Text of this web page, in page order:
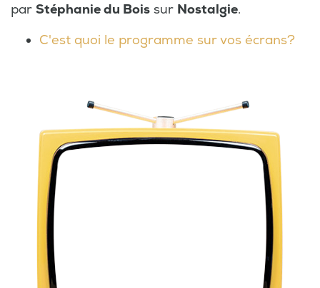
par Stéphanie du Bois sur Nostalgie.
C'est quoi le programme sur vos écrans?